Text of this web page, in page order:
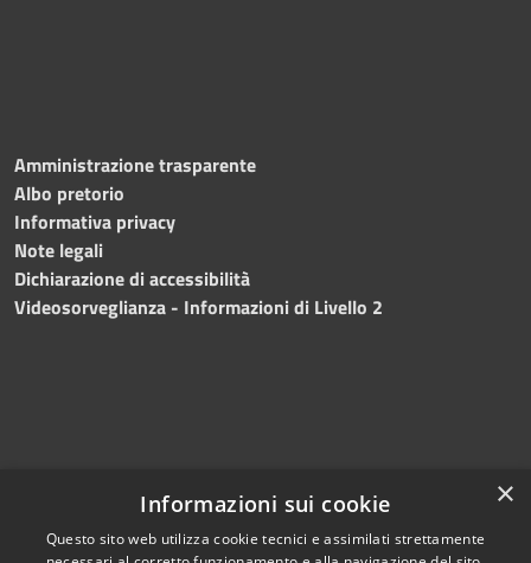
Amministrazione trasparente
Albo pretorio
Informativa privacy
Note legali
Dichiarazione di accessibilità
Videosorveglianza - Informazioni di Livello 2
×
Informazioni sui cookie
Questo sito web utilizza cookie tecnici e assimilati strettamente